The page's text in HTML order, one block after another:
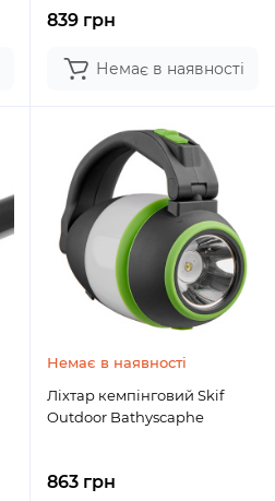
839 грн
Немає в наявності
Немає в наявності
Ліхтар кемпінговий Skif
Outdoor Bathyscaphe
863 грн